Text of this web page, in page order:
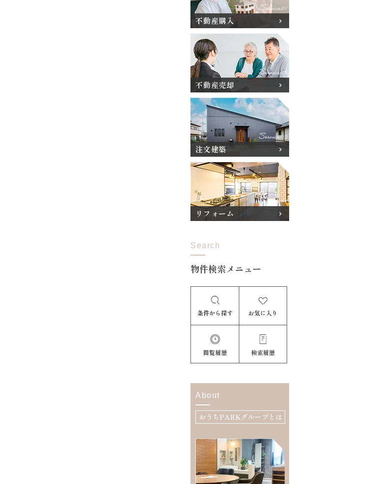
不動産購入
不動産売却
注文建築
リフォーム
Search
物件検索メニュー
条件から探す お気に入り
閲覧履歴 検索履歴
About
おうちPARKグループとは